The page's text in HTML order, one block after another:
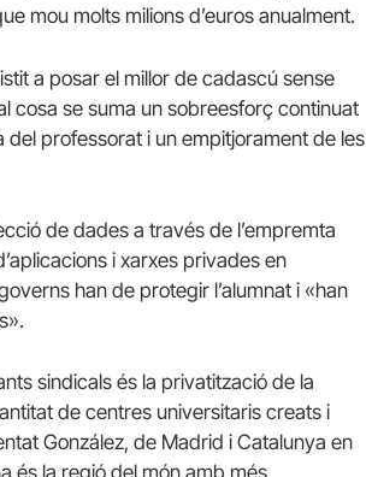
mou molts milions d’euros anualment.
a posar el millor de cadascú sense
cosa se suma un sobreesforç continuat
professorat i un empitjorament de les
de dades a través de l’empremta
i xarxes privades en
han de protegir l’alumnat i «han
sindicals és la privatització de la
de centres universitaris creats i
González, de Madrid i Catalunya en
és la regió del món amb més